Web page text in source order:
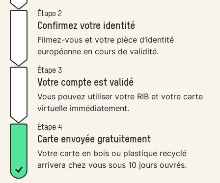
Étape 2
Confirmez votre identité
Filmez-vous et votre pièce d’identité
européenne en cours de validité.
Étape 3
Votre compte est validé
Vous pouvez utiliser votre RIB et votre carte
virtuelle immédiatement.
Étape 4
Carte envoyée gratuitement
Votre carte en bois ou plastique recyclé
arrivera chez vous sous 10 jours ouvrés.